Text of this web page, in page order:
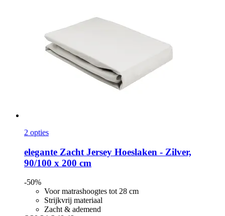
2 opties
elegante Zacht Jersey Hoeslaken -​ Zilver,
90/100 x 200 cm
-50%
Voor matrashoogtes tot 28 cm
Strijkvrij materiaal
Zacht & ademend